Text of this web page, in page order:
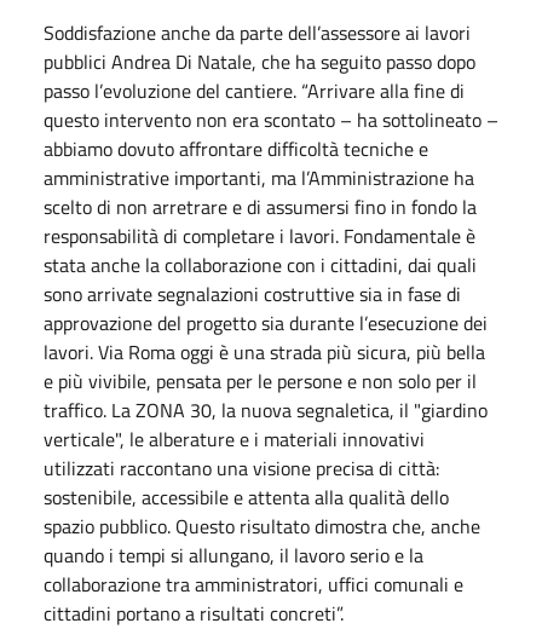
Soddisfazione anche da parte dell’assessore ai lavori
pubblici Andrea Di Natale, che ha seguito passo dopo
passo l’evoluzione del cantiere. “Arrivare alla fine di
questo intervento non era scontato – ha sottolineato –
abbiamo dovuto affrontare difficoltà tecniche e
amministrative importanti, ma l’Amministrazione ha
scelto di non arretrare e di assumersi fino in fondo la
responsabilità di completare i lavori. Fondamentale è
stata anche la collaborazione con i cittadini, dai quali
sono arrivate segnalazioni costruttive sia in fase di
approvazione del progetto sia durante l’esecuzione dei
lavori. Via Roma oggi è una strada più sicura, più bella
e più vivibile, pensata per le persone e non solo per il
traffico. La ZONA 30, la nuova segnaletica, il "giardino
verticale", le alberature e i materiali innovativi
utilizzati raccontano una visione precisa di città:
sostenibile, accessibile e attenta alla qualità dello
spazio pubblico. Questo risultato dimostra che, anche
quando i tempi si allungano, il lavoro serio e la
collaborazione tra amministratori, uffici comunali e
cittadini portano a risultati concreti”.